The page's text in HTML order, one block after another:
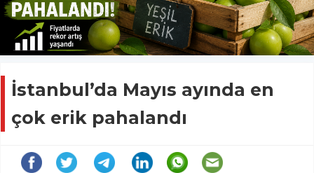
İstanbul’da Mayıs ayında en
çok erik pahalandı